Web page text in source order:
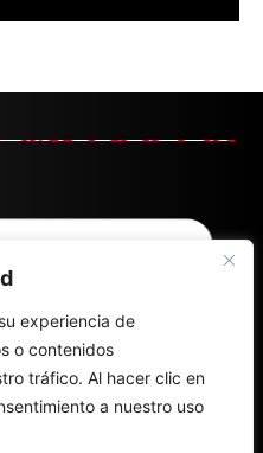
experiencia de
o contenidos
tráfico. Al hacer clic en
a nuestro uso